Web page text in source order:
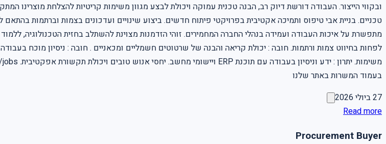
ובקווי הייצור. העבודה דורשת דיוק רב, הבנה טכנית עמוקה ויכולת לבצע מגוון משימות קריטיות להצלחת מוצרינו
טכניים. בניית אבי טיפוס ותמיכה אקטיבית בפרויקטי פיתוח חדשים. ביצוע שינויים ועדכונים בצמות וברתמות
לפחות בחיווט צמות ורתמות. חובה : יכולת קריאה והבנה של שרטוטים חשמליים ומכאניים . חובה : ניסיון מוכח
בעמוד המשרות באתר שלנו
27 ביולי 2026
Read more
Procurement Buyer